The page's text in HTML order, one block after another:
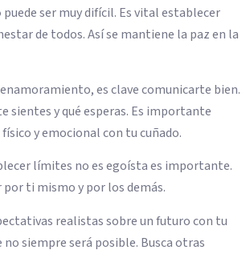
puede ser muy difícil. Es vital establecer
de todos. Así se mantiene la paz en la
es clave comunicarte bien.
sientes y qué esperas. Es importante
y emocional con tu cuñado.
límites no es egoísta es importante.
por ti mismo y por los demás.
realistas sobre un futuro con tu
no siempre será posible. Busca otras